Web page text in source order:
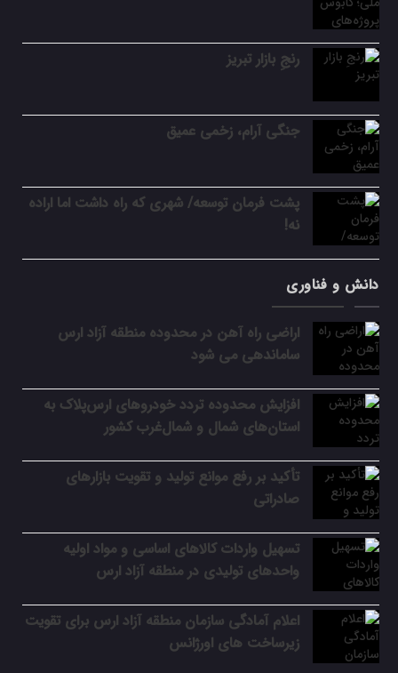
رنجِ بازار تبریز
جنگی آرام، زخمی عمیق
پشت فرمان توسعه/ شهری که راه داشت اما اراده
نه!
دانش و فناوری
اراضی راه آهن در محدوده منطقه آزاد ارس
ساماندهی می شود
افزایش محدوده تردد خودروهای ارس‌پلاک به
استان‌های شمال و شمال‌غرب کشور
تأکید بر رفع موانع تولید و تقویت بازارهای
صادراتی
تسهیل واردات کالاهای اساسی و مواد اولیه
واحدهای تولیدی در منطقه آزاد ارس
اعلام آمادگی سازمان منطقه آزاد ارس برای تقویت
زیرساخت‌ های اورژانس